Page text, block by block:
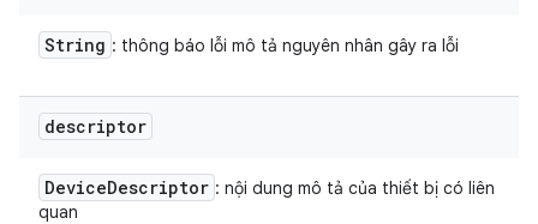
String : thông báo lỗi mô tả nguyên nhân gây ra lỗi
descriptor
DeviceDescriptor : nội dung mô tả của thiết bị có liên
quan